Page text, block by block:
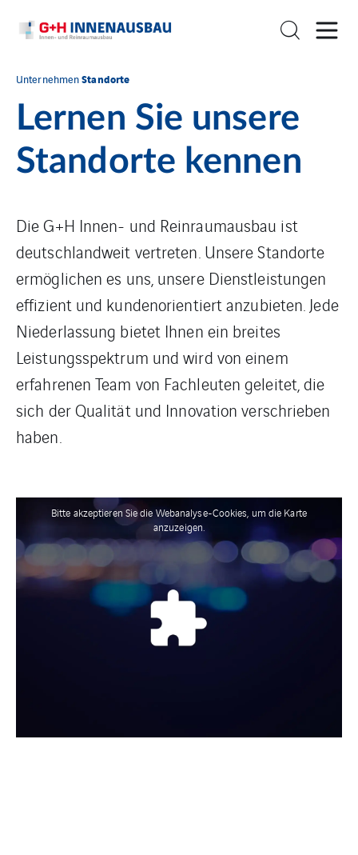
UnternehmenStandorte
Lernen Sie unsere
Standorte kennen
Die G+H Innen- und Reinraumausbau ist
deutschlandweit vertreten. Unsere Standorte
ermöglichen es uns, unsere Dienstleistungen
effizient und kundenorientiert anzubieten. Jede
Niederlassung bietet Ihnen ein breites
Leistungsspektrum und wird von einem
erfahrenen Team von Fachleuten geleitet, die
sich der Qualität und Innovation verschrieben
haben.
Bitte akzeptieren Sie die Webanalyse-Cookies, um die Karte
anzuzeigen.